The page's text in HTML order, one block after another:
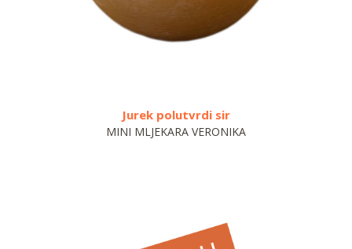
Jurek polutvrdi sir
MINI MLJEKARA VERONIKA